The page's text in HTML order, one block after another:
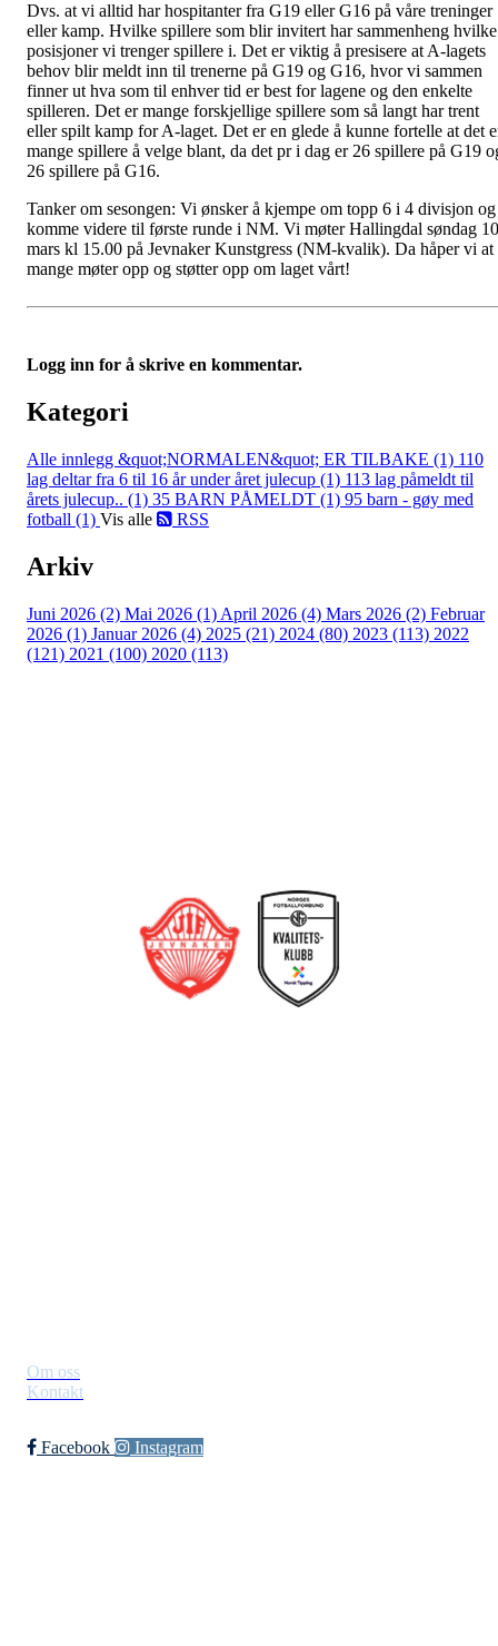
Dvs. at vi alltid har hospitanter fra G19 eller G16 på våre treninger
eller kamp. Hvilke spillere som blir invitert har sammenheng hvilke
posisjoner vi trenger spillere i. Det er viktig å presisere at A-lagets
behov blir meldt inn til trenerne på G19 og G16, hvor vi sammen
finner ut hva som til enhver tid er best for lagene og den enkelte
spilleren. Det er mange forskjellige spillere som så langt har trent
eller spilt kamp for A-laget. Det er en glede å kunne fortelle at det
mange spillere å velge blant, da det pr i dag er 26 spillere på G19
26 spillere på G16.
Tanker om sesongen: Vi ønsker å kjempe om topp 6 i 4 divisjon og
komme videre til første runde i NM. Vi møter Hallingdal søndag
mars kl 15.00 på Jevnaker Kunstgress (NM-kvalik). Da håper vi at
mange møter opp og støtter opp om laget vårt!
Logg inn for å skrive en kommentar.
Kategori
Alle innlegg &quot;NORMALEN&quot; ER TILBAKE (1) 110
lag deltar fra 6 til 16 år under året julecup (1) 113 lag påmeldt til
årets julecup.. (1) 35 BARN PÅMELDT (1) 95 barn - gøy med
fotball (1) Vis alle RSS
Arkiv
Juni 2026 (2) Mai 2026 (1) April 2026 (4) Mars 2026 (2) Februar
2026 (1) Januar 2026 (4) 2025 (21) 2024 (80) 2023 (113) 2022
(121) 2021 (100) 2020 (113)
Om oss
Kontakt
Facebook Instagram